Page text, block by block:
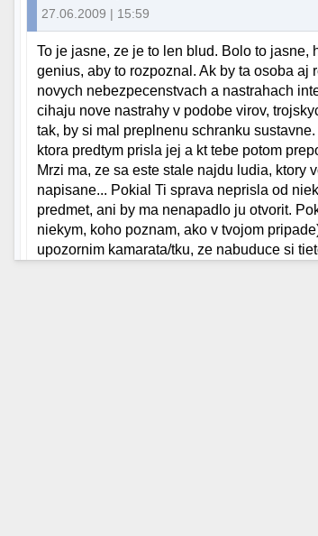
27.06.2009 | 15:59
To je jasne, ze je to len blud. Bolo to
genius, aby to rozpoznal. Ak by ta osoba
novych nebezpecenstvach a nastrahach
cihaju nove nastrahy v podobe virov,
tak, by si mal preplnenu schranku
ktora predtym prisla jej a kt tebe potom
Mrzi ma, ze sa este stale najdu ludia, ktory
napisane... Pokial Ti sprava neprisla od
predmet, ani by ma nenapadlo ju otvorit.
niekym, koho poznam, ako v tvojom
upozornim kamarata/tku, ze nabuduce si